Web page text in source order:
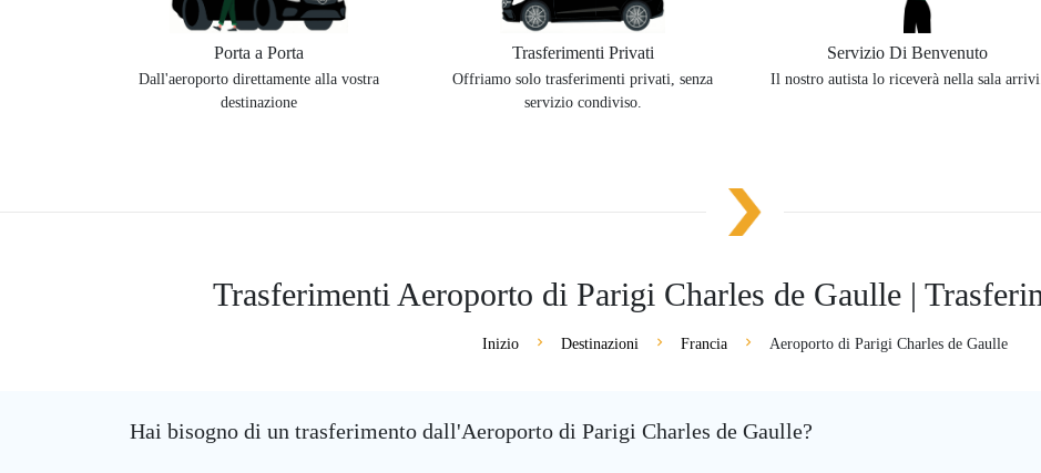
Porta a Porta
Dall'aeroporto direttamente alla vostra
destinazione
Trasferimenti Privati
Offriamo solo trasferimenti privati, senza
servizio condiviso.
Servizio Di Benvenuto
Il nostro autista lo riceverà nella sala
Trasferimenti Aeroporto di Parigi Charles de Gaulle |
Inizio Destinazioni Francia Aeroporto di Parigi Charles de Gaulle
Hai bisogno di un trasferimento dall'Aeroporto di Parigi Charles de Gaulle?